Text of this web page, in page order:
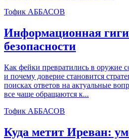
Тофик АББАСОВ
Информационная
безопасности
Как фейки превратились в оружие
и почему доверие становится
поисках ответов на актуальные
все чаще обращаются к...
Тофик АББАСОВ
Куда метит Иреван: